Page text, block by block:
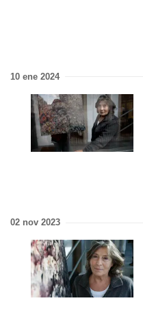
10 ene 2024
02 nov 2023